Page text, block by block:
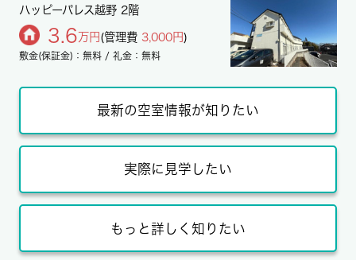
ハッピーパレス越野 2階
3.6 万円 (管理費 3,000円)
敷金(保証金)：無料 / 礼金：無料
最新の空室情報が知りたい
実際に見学したい
もっと詳しく知りたい